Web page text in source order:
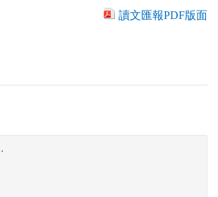
讀文匯報PDF版面